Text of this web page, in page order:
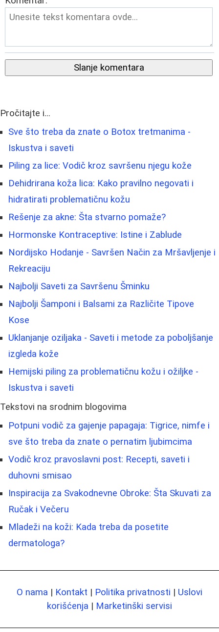
Slanje komentara
Pročitajte i...
Sve što treba da znate o Botox tretmanima -
Iskustva i saveti
Piling za lice: Vodič kroz savršenu njegu kože
Dehidrirana koža lica: Kako pravilno negovati i
hidratirati problematičnu kožu
Rešenje za akne: Šta stvarno pomaže?
Hormonske Kontraceptive: Istine i Zablude
Nordijsko Hodanje - Savršen Način za Mršavljenje i
Rekreaciju
Najbolji Saveti za Savršenu Šminku
Najbolji Šamponi i Balsami za Različite Tipove
Kose
Uklanjanje oziljaka - Saveti i metode za poboljšanje
izgleda kože
Hemijski piling za problematičnu kožu i ožiljke -
Iskustva i saveti
Tekstovi na srodnim blogovima
Potpuni vodič za gajenje papagaja: Tigrice, nimfe i
sve što treba da znate o pernatim ljubimcima
Vodič kroz pravoslavni post: Recepti, saveti i
duhovni smisao
Inspiracija za Svakodnevne Obroke: Šta Skuvati za
Ručak i Večeru
Mladeži na koži: Kada treba da posetite
dermatologa?
O nama | Kontakt | Politika privatnosti | Uslovi
korišćenja | Marketinški servisi